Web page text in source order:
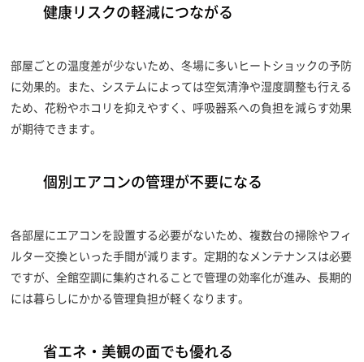
健康リスクの軽減につながる
部屋ごとの温度差が少ないため、冬場に多いヒートショックの予防
に効果的。また、システムによっては空気清浄や湿度調整も行える
ため、花粉やホコリを抑えやすく、呼吸器系への負担を減らす効果
が期待できます。
個別エアコンの管理が不要になる
各部屋にエアコンを設置する必要がないため、複数台の掃除やフィ
ルター交換といった手間が減ります。定期的なメンテナンスは必要
ですが、全館空調に集約されることで管理の効率化が進み、長期的
には暮らしにかかる管理負担が軽くなります。
省エネ・美観の面でも優れる